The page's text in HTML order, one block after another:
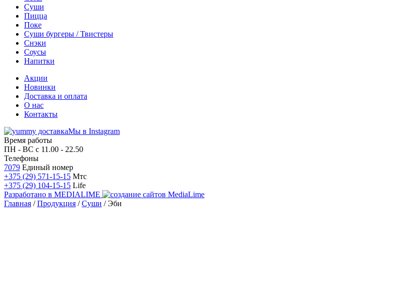
Суши
Пицца
Поке
Суши бургеры / Твистеры
Снэки
Соусы
Напитки
Акции
Новинки
Доставка и оплата
О нас
Контакты
Мы в Instagram
Время работы
ПН - ВС с 11.00 - 22.50
Телефоны
7079 Единый номер
+375 (29) 571-15-15 Мтс
+375 (29) 104-15-15 Life
Разработано в MEDIALIME
Главная /Продукция /Суши /Эби